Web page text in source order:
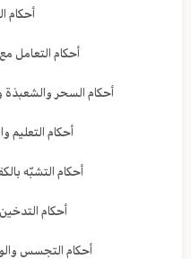
أحكام
أحكام التعامل
أحكام السحر والشعبذة
أحكام التعليم
أحكام التشبّه
أحكام
أحكام التجسس